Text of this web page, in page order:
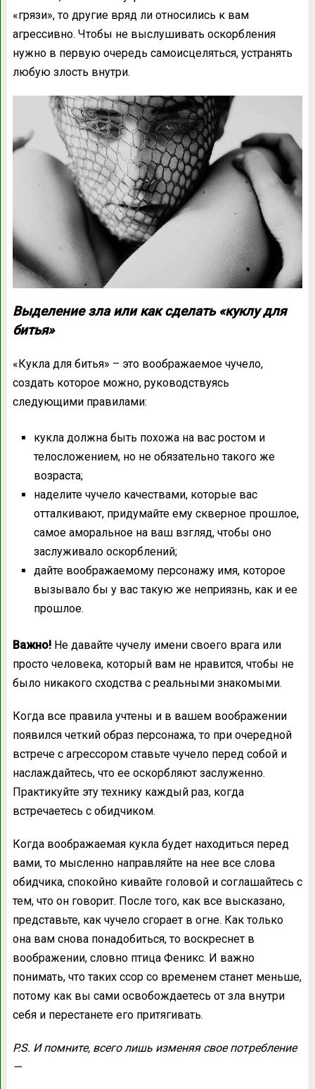
«грязи», то другие вряд ли относились к вам
агрессивно. Чтобы не выслушивать оскорбления
нужно в первую очередь самоисцеляться, устранять
любую злость внутри.
Выделение зла или как сделать «куклу для
битья»
«Кукла для битья» – это воображаемое чучело,
создать которое можно, руководствуясь
следующими правилами:
кукла должна быть похожа на вас ростом и
телосложением, но не обязательно такого же
возраста;
наделите чучело качествами, которые вас
отталкивают, придумайте ему скверное прошлое,
самое аморальное на ваш взгляд, чтобы оно
заслуживало оскорблений;
дайте воображаемому персонажу имя, которое
вызывало бы у вас такую же неприязнь, как и ее
прошлое.
Важно! Не давайте чучелу имени своего врага или
просто человека, который вам не нравится, чтобы не
было никакого сходства с реальными знакомыми.
Когда все правила учтены и в вашем воображении
появился четкий образ персонажа, то при очередной
встрече с агрессором ставьте чучело перед собой и
наслаждайтесь, что ее оскорбляют заслуженно.
Практикуйте эту технику каждый раз, когда
встречаетесь с обидчиком.
Когда воображаемая кукла будет находиться перед
вами, то мысленно направляйте на нее все слова
обидчика, спокойно кивайте головой и соглашайтесь с
тем, что он говорит. После того, как все высказано,
представьте, как чучело сгорает в огне. Как только
она вам снова понадобиться, то воскреснет в
воображении, словно птица Феникс. И важно
понимать, что таких ссор со временем станет меньше,
потому как вы сами освобождаетесь от зла внутри
себя и перестанете его притягивать.
P.S. И помните, всего лишь изменяя свое потребление
—